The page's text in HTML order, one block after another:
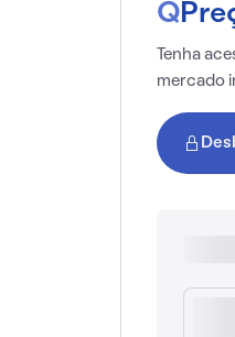
Q
Tenha
mercado